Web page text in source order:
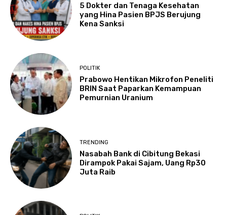
5 Dokter dan Tenaga Kesehatan
yang Hina Pasien BPJS Berujung
Kena Sanksi
POLITIK
Prabowo Hentikan Mikrofon Peneliti
BRIN Saat Paparkan Kemampuan
Pemurnian Uranium
TRENDING
Nasabah Bank di Cibitung Bekasi
Dirampok Pakai Sajam, Uang Rp30
Juta Raib